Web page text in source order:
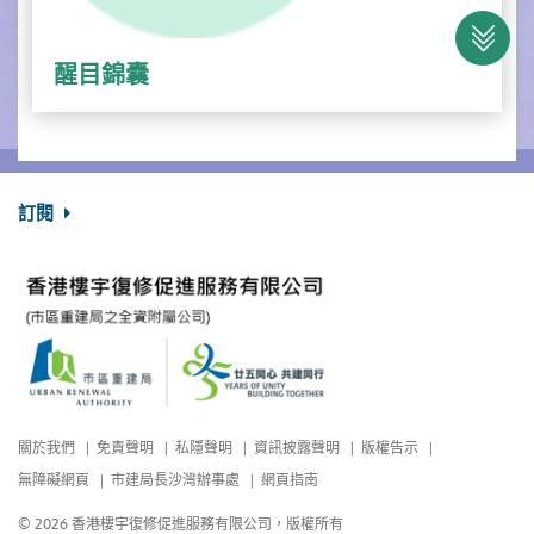
醒目錦囊
訂閱
關於我們 免責聲明 私隱聲明 資訊披露聲明
版權告示
無障礙網頁
市建局長沙灣辦事處 網頁指南
© 2026 香港樓宇復修促進服務有限公司，版權所有